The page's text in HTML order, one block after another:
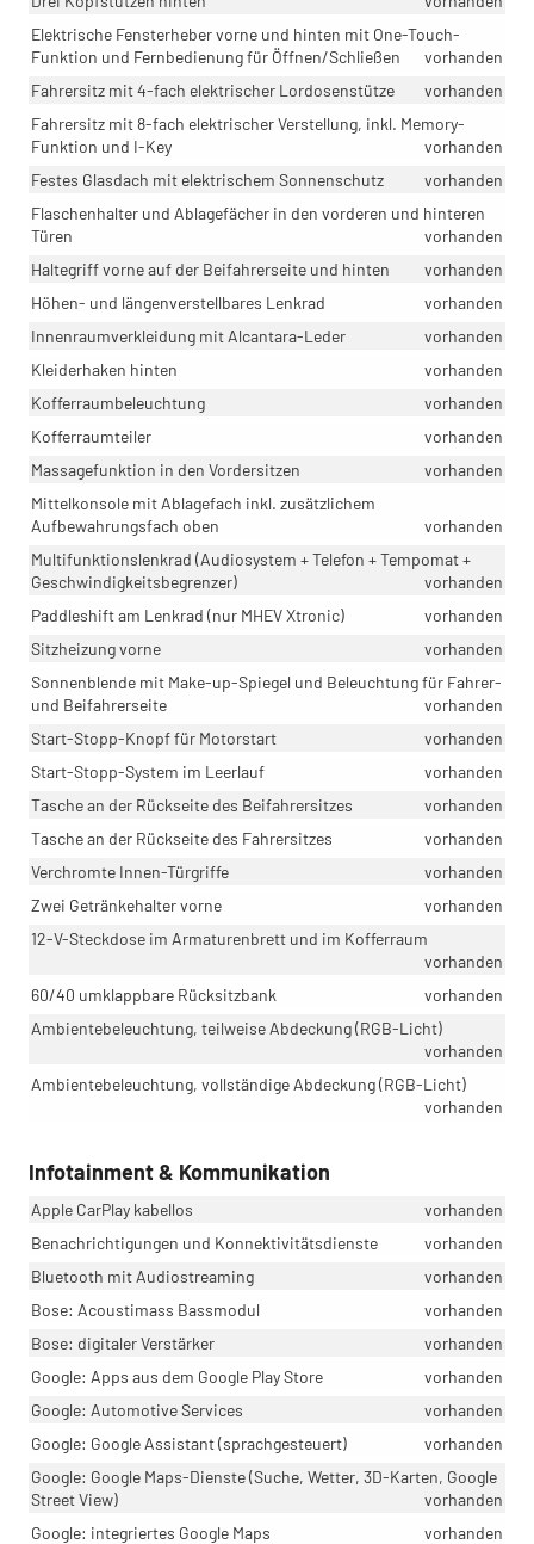
Elektrische Fensterheber vorne und hinten mit One-Touch-
Funktion und Fernbedienung für Öffnen/Schließen
vorhanden
Fahrersitz mit 4-fach elektrischer Lordosenstütze
vorhanden
Fahrersitz mit 8-fach elektrischer Verstellung, inkl. Memory-
Funktion und I-Key
vorhanden
Festes Glasdach mit elektrischem Sonnenschutz
vorhanden
Flaschenhalter und Ablagefächer in den vorderen und hinteren
Türen
vorhanden
Haltegriff vorne auf der Beifahrerseite und hinten
vorhanden
Höhen- und längenverstellbares Lenkrad
vorhanden
Innenraumverkleidung mit Alcantara-Leder
vorhanden
Kleiderhaken hinten
vorhanden
Kofferraumbeleuchtung
vorhanden
Kofferraumteiler
vorhanden
Massagefunktion in den Vordersitzen
vorhanden
Mittelkonsole mit Ablagefach inkl. zusätzlichem
Aufbewahrungsfach oben
vorhanden
Multifunktionslenkrad (Audiosystem + Telefon + Tempomat +
Geschwindigkeitsbegrenzer)
vorhanden
Paddleshift am Lenkrad (nur MHEV Xtronic)
vorhanden
Sitzheizung vorne
vorhanden
Sonnenblende mit Make-up-Spiegel und Beleuchtung für Fahrer-
und Beifahrerseite
vorhanden
Start-Stopp-Knopf für Motorstart
vorhanden
Start-Stopp-System im Leerlauf
vorhanden
Tasche an der Rückseite des Beifahrersitzes
vorhanden
Tasche an der Rückseite des Fahrersitzes
vorhanden
Verchromte Innen-Türgriffe
vorhanden
Zwei Getränkehalter vorne
vorhanden
12-V-Steckdose im Armaturenbrett und im Kofferraum
vorhanden
60/40 umklappbare Rücksitzbank
vorhanden
Ambientebeleuchtung, teilweise Abdeckung (RGB-Licht)
vorhanden
Ambientebeleuchtung, vollständige Abdeckung (RGB-Licht)
vorhanden
Infotainment & Kommunikation
Apple CarPlay kabellos
vorhanden
Benachrichtigungen und Konnektivitätsdienste
vorhanden
Bluetooth mit Audiostreaming
vorhanden
Bose: Acoustimass Bassmodul
vorhanden
Bose: digitaler Verstärker
vorhanden
Google: Apps aus dem Google Play Store
vorhanden
Google: Automotive Services
vorhanden
Google: Google Assistant (sprachgesteuert)
vorhanden
Google: Google Maps-Dienste (Suche, Wetter, 3D-Karten, Google
Street View)
vorhanden
Google: integriertes Google Maps
vorhanden